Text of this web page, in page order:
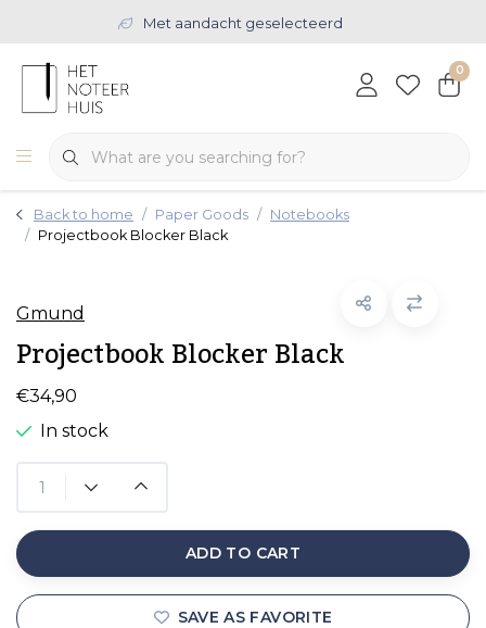
Met aandacht geselecteerd
0
Back to home Paper Goods
Notebooks
Projectbook Blocker Black
Gmund
Projectbook Blocker Black
€34,90
In stock
ADD TO CART
SAVE AS FAVORITE